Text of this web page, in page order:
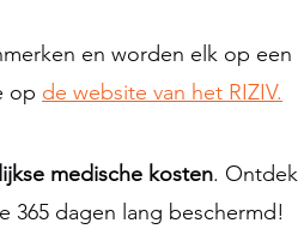
en worden elk op een
op de website van het RIZIV.
medische kosten. Ontdek
365 dagen lang beschermd!